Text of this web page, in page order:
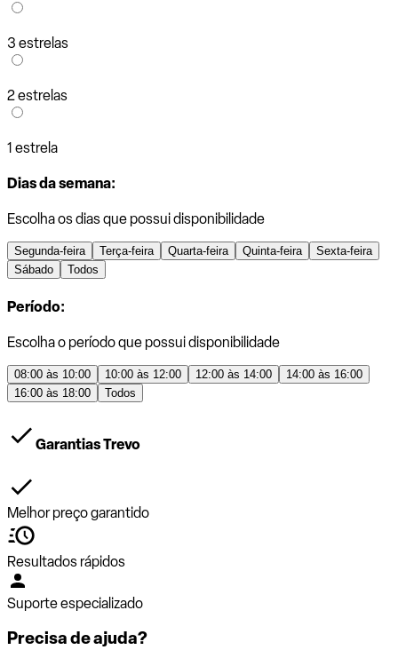
3 estrelas
2 estrelas
1 estrela
Dias da semana:
Escolha os dias que possui disponibilidade
Segunda-feira Terça-feira Quarta-feira Quinta-feira
Sexta-feira
Sábado
Todos
Período:
Escolha o período que possui disponibilidade
08:00 às 10:00 10:00 às 12:00 12:00 às 14:00
14:00 às 16:00
16:00 às 18:00
Todos
Garantias Trevo
Melhor preço garantido
Resultados rápidos
Suporte especializado
Precisa de ajuda?